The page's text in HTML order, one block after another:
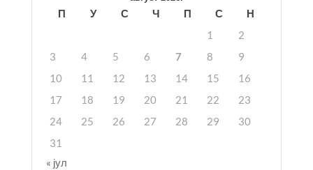
П У С Ч П С
Н
1
2
3
4 5 6 7 8
9
10
11 12 13 14 15
16
17
18 19 20 21 22
23
24
25 26 27 28 29
30
31
« јул